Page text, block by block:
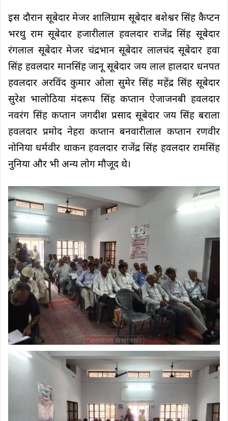
इस दौरान सूबेदार मेजर शालिग्राम सूबेदार बशेश्वर सिंह कैप्टन
भरथु राम सूबेदार हजारीलाल हवलदार राजेंद्र सिंह सूबेदार
रंगलाल सूबेदार मेजर चंद्रभान सूबेदार लालचंद सूबेदार हवा
सिंह हवलदार मानसिंह जानू सूबेदार जय लाल हालदार धनपत
हवलदार अरविंद कुमार ओला सुमेर सिंह महेंद्र सिंह सूबेदार
सुरेश भालोठिया मंदरूप सिंह कप्तान ऐजाजनबी हवलदार
नवरंग सिंह कप्तान जगदीश प्रसाद सूबेदार जय सिंह बराला
हवलदार प्रमोद नेहरा कप्तान बनवारीलाल कप्तान रणवीर
नोनिया धर्मवीर थाकन हवलदार राजेंद्र सिंह हवलदार रामसिंह
नुनिया और भी अन्य लोग मौजूद थे।